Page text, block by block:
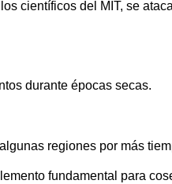
científicos del MIT, se
durante épocas secas.
regiones por más
fundamental para